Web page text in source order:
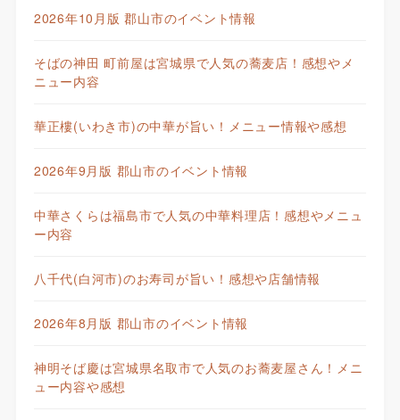
2026年10月版 郡山市のイベント情報
そばの神田 町前屋は宮城県で人気の蕎麦店！感想やメ
ニュー内容
華正樓(いわき市)の中華が旨い！メニュー情報や感想
2026年9月版 郡山市のイベント情報
中華さくらは福島市で人気の中華料理店！感想やメニュ
ー内容
八千代(白河市)のお寿司が旨い！感想や店舗情報
2026年8月版 郡山市のイベント情報
神明そば慶は宮城県名取市で人気のお蕎麦屋さん！メニ
ュー内容や感想